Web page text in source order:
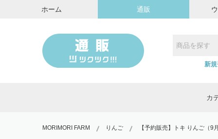
ホーム 通販
新
カ
MORIMORI FARM りんご 【予約販売】トキ りんご（